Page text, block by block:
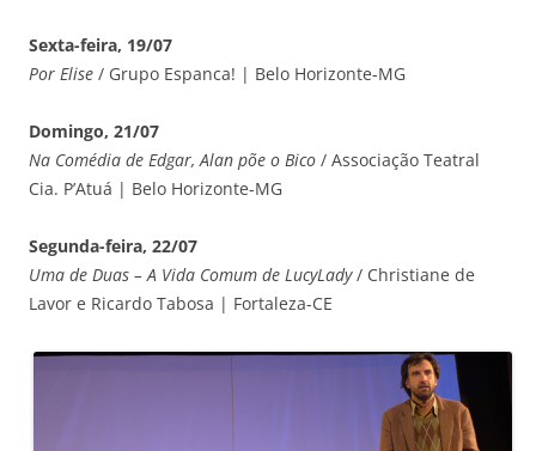
Sexta-feira, 19/07
Por Elise / Grupo Espanca! | Belo Horizonte-MG
Domingo, 21/07
Na Comédia de Edgar, Alan põe o Bico / Associação Teatral
Cia. P’Atuá | Belo Horizonte-MG
Segunda-feira, 22/07
Uma de Duas – A Vida Comum de LucyLady/ Christiane de
Lavor e Ricardo Tabosa | Fortaleza-CE